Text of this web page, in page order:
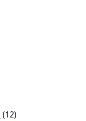
(12)